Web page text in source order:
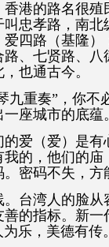
港的路名很
忠孝路，南
四路（基隆
、七贤路、
也通古今。
九重奏”，你
座城市的底蕴。
爱（爱）是
的，他们的
密码不失，方
台湾人的脸
的指标。新
乐，美德有传。